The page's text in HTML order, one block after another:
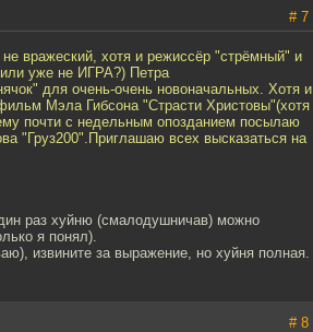
# 7
вражеский, хотя и режиссёр "стрёмный" и
уже не ИГРА?) Петра
для очень-очень новоначальных. Хотя и
Мэла Гибсона "Страсти Христовы"(хотя
почти с недельным опозданием посылаю
"Груз200".Приглашаю всех высказаться на
раз хуйню (смалодушничав) можно
я понял).
извините за выражение, но хуйня полная.
# 8